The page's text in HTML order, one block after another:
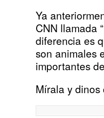
Ya
CNN llamada
diferencia es
son animales
importantes
Mírala y dinos